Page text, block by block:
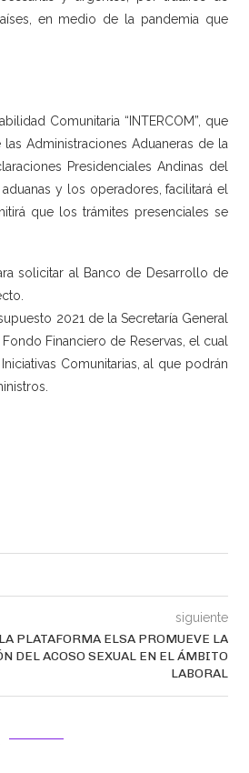
en medio de la pandemia que
Comunitaria “INTERCOM”, que
Administraciones Aduaneras de la
Presidenciales Andinas del
y los operadores, facilitará el
que los trámites presenciales se
solicitar al Banco de Desarrollo de
2021 de la Secretaría General
Financiero de Reservas, el cual
Comunitarias, al que podrán
siguiente
PLATAFORMA ELSA PROMUEVE LA
DEL ACOSO SEXUAL EN EL ÁMBITO
LABORAL